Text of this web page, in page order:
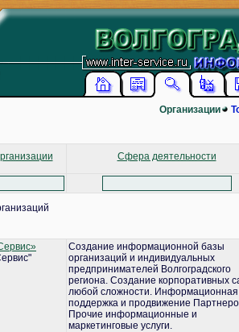
Организации
Сфера деятельности
Создание информационной базы
организаций и индивидуальных
предпринимателей Волгоградского
региона. Создание корпоративных
любой сложности. Информационная
поддержка и продвижение
Прочие информационные и
маркетинговые услуги.